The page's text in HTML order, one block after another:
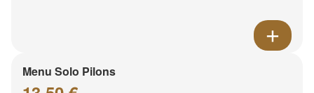
Menu Solo Pilons